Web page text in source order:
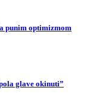
punim optimizmom
glave okinuti”